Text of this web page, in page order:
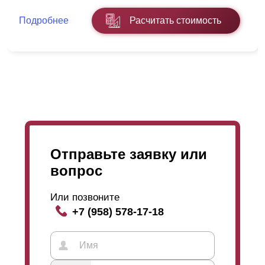
выбор конструкции зависит только от вкусов самого
Что касается угла расположения ламелей, то все
зависит от того, что хозяин ожидает от всей
конструкции. Возможно, он захочет свободно
просматривать всю улицу, открыв постороннему
взгляду только возможность созерцать крышу дома и
чистое небо, чего можно достичь только при
расположении ламелей под определенным углом.
При желании, можно вообще закрыть любой обзор,
Подробнее Расчитать стоимость
Отправьте заявку или
вопрос
Или позвоните
+7 (958) 578-17-18